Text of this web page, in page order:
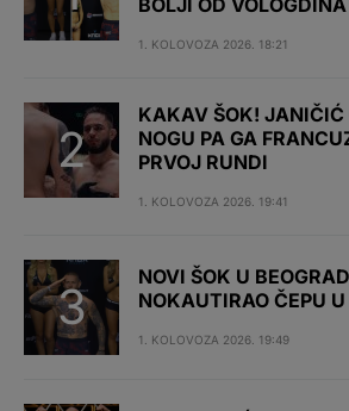
1. KOLOVOZA 2026. 18:21
KAKAV ŠOK! JANIČIĆ
NOGU PA GA
PRVOJ RUNDI
1. KOLOVOZA 2026. 19:41
NOVI ŠOK U
NOKAUTIRAO ČEPU
1. KOLOVOZA 2026. 19:49